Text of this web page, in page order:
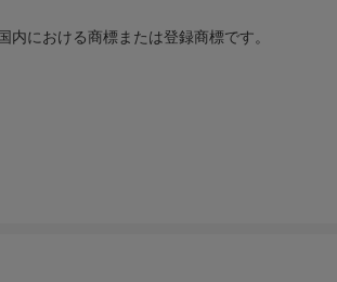
における商標または登録商標です。